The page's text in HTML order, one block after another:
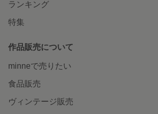
ランキング
特集
作品販売について
minneで売りたい
食品販売
ヴィンテージ販売